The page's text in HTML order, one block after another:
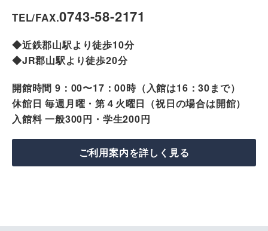
TEL/FAX.0743-58-2171
◆近鉄郡山駅より徒歩10分
◆JR郡山駅より徒歩20分
開館時間 9：00〜17：00時（入館は16：30まで）
休館日 毎週月曜・第４火曜日（祝日の場合は開館）
入館料 一般300円・学生200円
ご利用案内を詳しく見る